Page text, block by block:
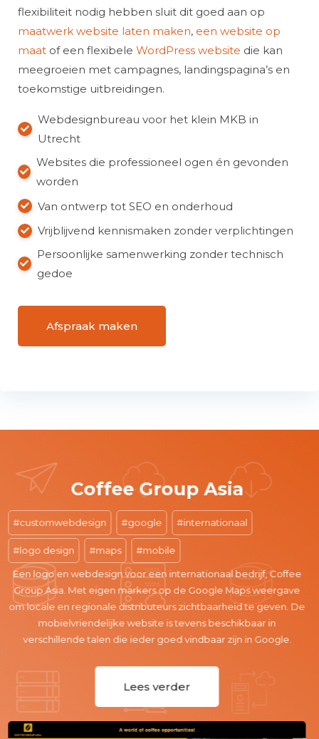
flexibiliteit nodig hebben sluit dit goed aan op
maatwerk website laten maken, een website op
maat of een flexibele WordPress website die kan
meegroeien met campagnes, landingspagina’s en
toekomstige uitbreidingen.
Webdesignbureau voor het klein MKB in
Utrecht
Websites die professioneel ogen én gevonden
worden
Van ontwerp tot SEO en onderhoud
Vrijblijvend kennismaken zonder verplichtingen
Persoonlijke samenwerking zonder technisch
gedoe
Afspraak maken
Gebroeders de Hollander
hazerswoude office365 webdesign website
Voor Gebroeders de Hollander hebben wij de website
ontwikkeld en zo ingericht dat de werkzaamheden die zij voor
hun klanten uitvoeren goed en duidelijk worden toegelicht. Met
focus op de diensten, de daarvoor uitgevoerde projecten en
klanten ziet de bezoeker direct wat ze doen, hoe en voor wie.
Daarbij is de mail ingericht met Office365 waardoor flexibiliteit
en continuïteit wordt gegarandeerd.
Lees verder